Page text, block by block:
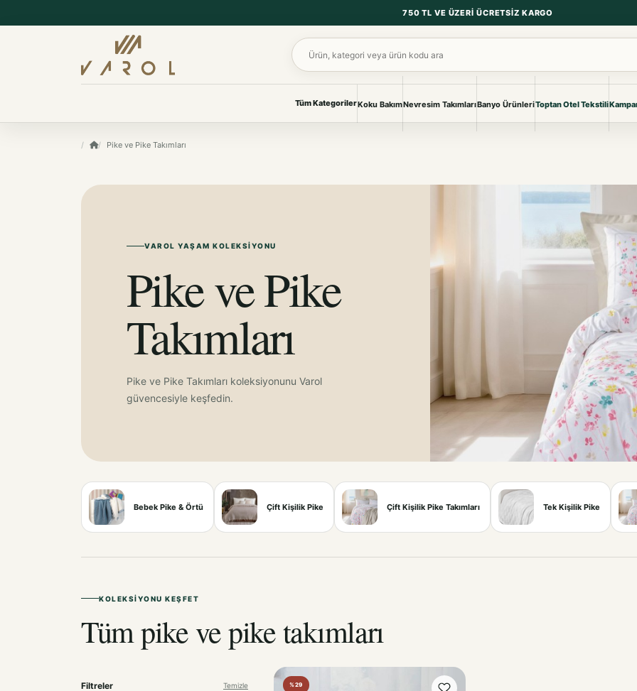
750 TL VE ÜZERI ÜCRETSIZ KARGO
Ürün ara
Tüm Kategoriler
özenle seçildi.
koleksiyona kolayca ulaşın.
TÜM KOLEKSIYONLARI GÖR
Koku BakımNevresim TakımlarıBanyo ÜrünleriToptan Otel Tekstili
Pike ve Pike Takımları
VAROL YAŞAM KOLEKSIYONU
Pike ve Pike
Takımları
Pike ve Pike Takımları koleksiyonunu Varol
güvencesiyle keşfedin.
Bebek Pike & Örtü Çift Kişilik Pike Çift Kişilik Pike Takımları Tek Kişilik Pike
KOLEKSIYONU KEŞFET
Tüm pike ve pike takımları
Filtreler Temizle %29